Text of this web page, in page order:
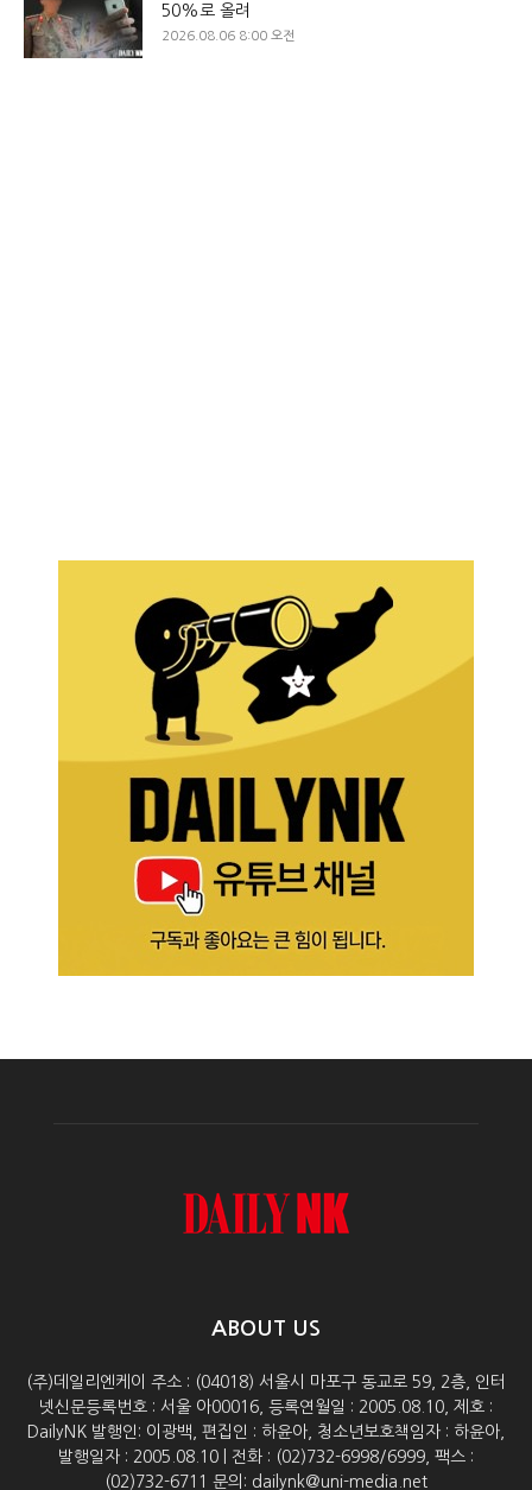
50%로 올려
2026.08.06 8:00 오전
ABOUT US
(주)데일리엔케이 주소 : (04018) 서울시 마포구 동교로 59, 2층, 인터
넷신문등록번호 : 서울 아00016, 등록연월일 : 2005.08.10, 제호 :
DailyNK 발행인: 이광백, 편집인 : 하윤아, 청소년보호책임자 : 하윤아,
발행일자 : 2005.08.10 | 전화 : (02)732-6998/6999, 팩스 :
(02)732-6711 문의: dailynk@uni-media.net